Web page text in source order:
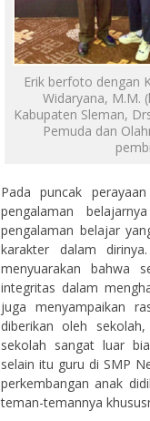
Erik berfoto dengan
Widaryana, M.M.
Kabupaten Sleman,
Pemuda dan
Pada puncak
pengalaman
pengalaman belajar
karakter dalam
menyuarakan bahwa
integritas dalam
juga menyampaikan
diberikan oleh
sekolah sangat luar
selain itu guru di SMP
perkembangan anak
teman-temannya